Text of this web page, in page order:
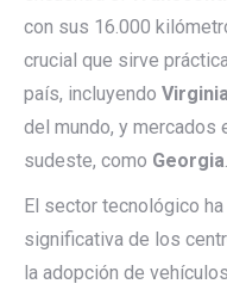
con sus 16.000
crucial que sirve
país, incluyendo Virginia
del mundo, y mercados
sudeste, como Georgia.
El sector tecnológico
significativa de los
la adopción de